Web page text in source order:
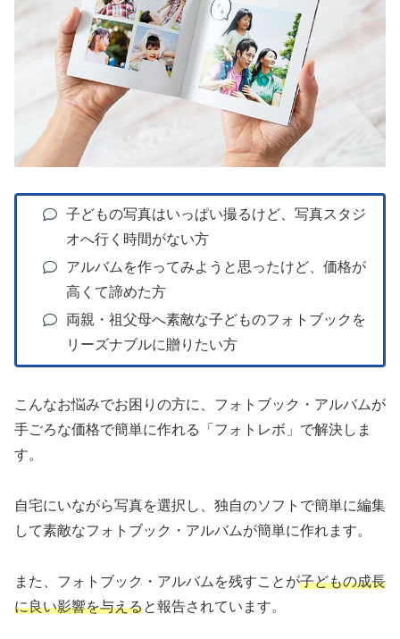
子どもの写真はいっぱい撮るけど、写真スタジ
オへ行く時間がない方
アルバムを作ってみようと思ったけど、価格が
高くて諦めた方
両親・祖父母へ素敵な子どものフォトブックを
リーズナブルに贈りたい方
こんなお悩みでお困りの方に、フォトブック・アルバムが
手ごろな価格で簡単に作れる「フォトレボ」で解決しま
す。
自宅にいながら写真を選択し、独自のソフトで簡単に編集
して素敵なフォトブック・アルバムが簡単に作れます。
また、フォトブック・アルバムを残すことが子どもの成長
に良い影響を与えると報告されています。